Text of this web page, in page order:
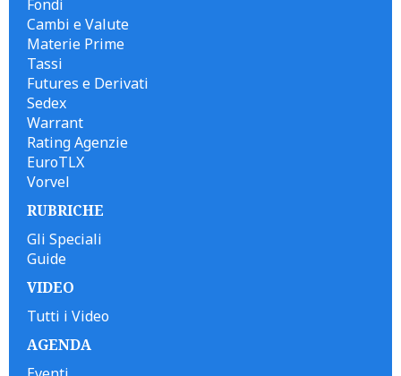
Fondi
Cambi e Valute
Materie Prime
Tassi
Futures e Derivati
Sedex
Warrant
Rating Agenzie
EuroTLX
Vorvel
RUBRICHE
Gli Speciali
Guide
VIDEO
Tutti i Video
AGENDA